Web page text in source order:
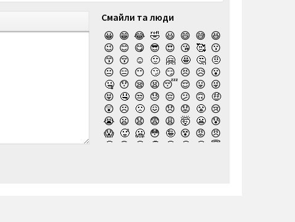
Смайли та люди
😀 😁 😂 🤣 😃 😄 😅 😆
😉 😊 😋 😎 😍 😘 🥰 😗
😙 😚 ☺️ 🙂 🤗 🤩 🤔 🤨
😐 😑 😶 🙄 😏 😣 😥 😮
🤐 😯 😪 😫 😴 😌 😛 😜
😝 🤤 😒 😓 😔 😕 🙃 🤑
😲 ☹️ 🙁 😖 😞 😟 😤 😢
😭 😦 😧 😨 😩 🤯 😬 😰
😱 🥵 🥶 😳 🤪 😵 😡 😠
🤬
😷 🤒 🤕 🤢 🤮 🤧 😇